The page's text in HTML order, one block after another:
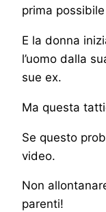
prima
E la donna
l’uomo dalla
sue ex.
Ma questa
Se questo
video.
Non
parenti!